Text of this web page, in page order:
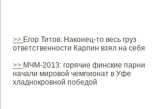
>> Егор Титов: Наконец-то весь груз
ответственности Карпин взял на себя
>> МЧМ-2013: горячие финские парни
начали мировой чемпионат в Уфе
хладнокровной победой